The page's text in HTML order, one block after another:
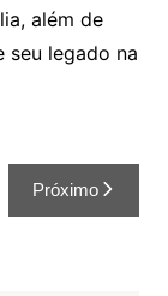
além de
seu legado na
Próximo